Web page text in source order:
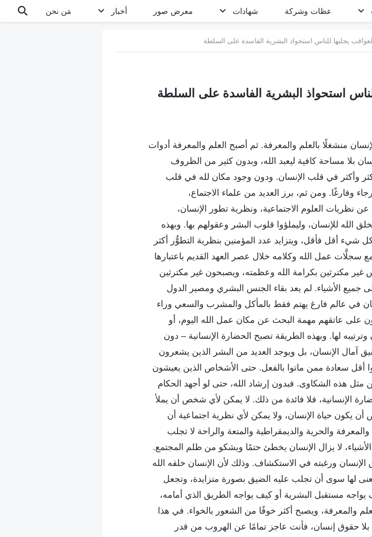
عظات وشركة شهادات معرض صور أخبار مَن نحن
يجلبها للناس استحواذ البشرية الفاسدة على السلطة
استحواذ البشرية الفاسدة على السلطة
منشغلًا بالعلم والمعرفة. ثم أصبح العلم والمعرفة أدوات
بلا مساحة كافية ليعبد الله، وبدون كثير من الظروف
أكثر وأكثر في قلب الإنسان. ودون وجود مكان لله في قلب
وفارغًا. ومن ثم، برز العديد من علماء الاجتماع،
نظريات العلوم الاجتماعية، ونظرية تطور الإنسان،
الله للإنسان، وليملؤوا قلوب البشر وعقولهم بها. وبهذه
شيء أقل فأقل، ويتزايد عدد المؤمنين بنظرية التطوُّر أكثر
سجلَّات عمل الله وكلامه خلال عصر العهد القديم باعتبارها
مكترثين بكرامة الله وعظمته، ويصبحون غير مكترثين
على جميع الأشياء. لم يعد بقاء الجنس البشري ومصير الدول
في عالم فارغ يهتم فقط بالمأكل والمشرب والسعي وراء
على عاتقهم مهمة البحث عن مكان عمل الله اليوم، أو
لها. وبهذه الطريقة تصبح الحضارة الإنسانية – دون
آمال الإنسان، بل ويوجد العديد من البشر الذين يشعرون
أقل سعادة ممن ماتوا بالفعل. حتى الأشخاص الذين يعيشون
هذه الشكاوى. فبدون إرشاد الله، حتى لو أجهد الحكام
الإنسانية، فلا فائدة من ذلك. لا يمكن لأي شخص أن يملأ
يكون حياة الإنسان، ولا يمكن لأي نظرية اجتماعية أن
والحرية والديمقراطية والمتعة والراحة لا تجلب
لا يزال الإنسان يخطئ حتمًا ويشكو من ظلم المجتمع.
الإنسان ورغبته في الاستكشاف. وذلك لأن الإنسان خلقه الله
لها سوى أن تجلب عليه الضيق بصورة متزايدة، وتجعل
يواجه مستقبل البشرية أو كيف يواجه الطريق الذي أمامه،
والمعرفة، ويصبح أكثر خوفًا من الشعور بالخواء. في هذا
بلا حقوق إنسان، فأنت عاجز تمامًا عن الهروب من قدر